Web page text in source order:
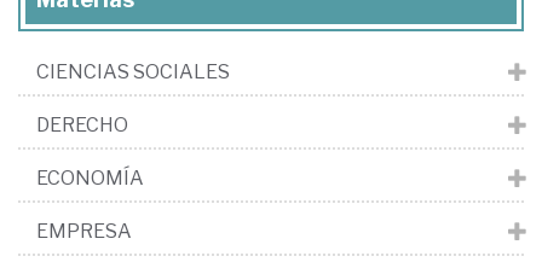
CIENCIAS SOCIALES
DERECHO
ECONOMÍA
EMPRESA